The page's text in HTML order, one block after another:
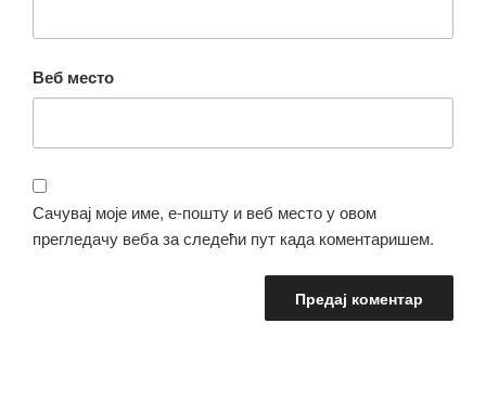
Веб место
Сачувај моје име, е-пошту и веб место у овом
прегледачу веба за следећи пут када коментаришем.